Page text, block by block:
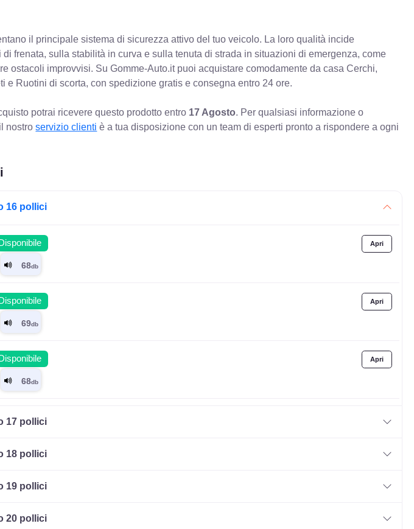
il principale sistema di sicurezza attivo del tuo veicolo. La loro qualità incide
frenata, sulla stabilità in curva e sulla tenuta di strada in situazioni di emergenza, come
ostacoli improvvisi. Su Gomme-Auto.it puoi acquistare comodamente da casa Cerchi,
e Ruotini di scorta, con spedizione gratis e consegna entro 24 ore.
potrai ricevere questo prodotto entro 17 Agosto. Per qualsiasi informazione o
nostroservizio clienti è a tua disposizione con un team di esperti pronto a rispondere a ogni
16 pollici
Disponibile
Disponibile
Disponibile
Disponibile
17 pollici
18 pollici
19 pollici
20 pollici